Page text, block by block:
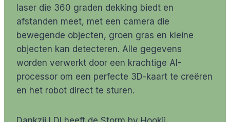
laser die 360 graden dekking biedt en
afstanden meet, met een camera die
bewegende objecten, groen gras en kleine
objecten kan detecteren. Alle gegevens
worden verwerkt door een krachtige AI-
processor om een perfecte 3D-kaart te creëren
en het robot direct te sturen.